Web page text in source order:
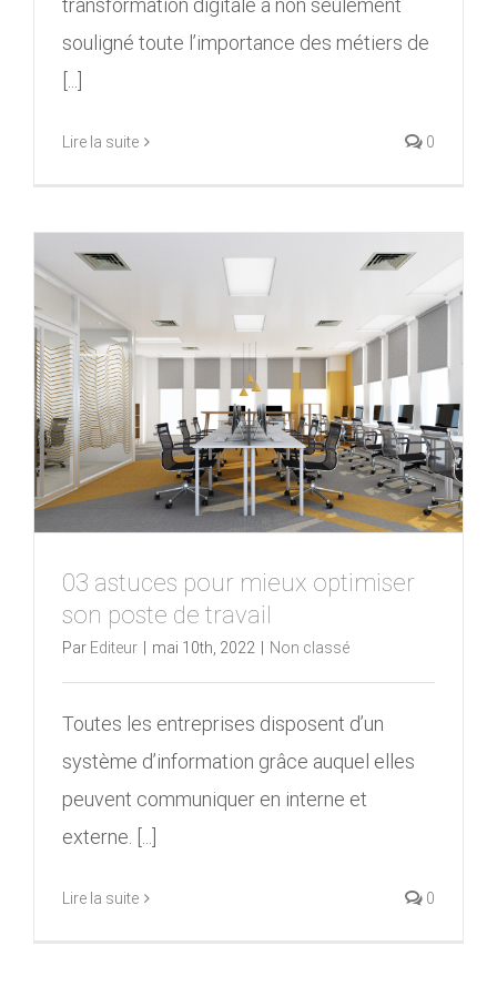
transformation digitale a non seulement
souligné toute l’importance des métiers de
[...]
Lire la suite 0
03 astuces pour mieux optimiser
son poste de travail
Par Editeur mai 10th, 2022 Non classé
Toutes les entreprises disposent d’un
système d’information grâce auquel elles
peuvent communiquer en interne et
externe. [...]
Lire la suite 0